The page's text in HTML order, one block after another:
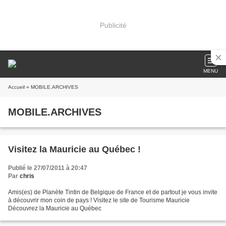
Publicité
MENU
Accueil » MOBILE.ARCHIVES
MOBILE.ARCHIVES
Visitez la Mauricie au Québec !
Publié le 27/07/2011 à 20:47
Par chris
Amis(es) de Planète Tintin de Belgique de France et de partout je vous invite
à découvrir mon coin de pays ! Visitez le site de Tourisme Mauricie
Découvrez la Mauricie au Québec